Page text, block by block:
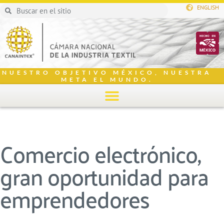
ENGLISH
NUESTRO OBJETIVO MÉXICO, NUESTRA
META EL MUNDO.
Comercio electrónico,
gran oportunidad para
emprendedores